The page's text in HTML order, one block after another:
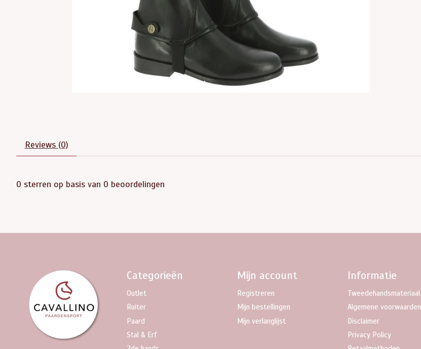
Reviews (0)
0 sterren op basis van 0 beoordelingen
Categorieën
Outlet
Ruiter
Paard
Stal & Erf
Mijn account
Registreren
Mijn bestellingen
Mijn verlanglijst
Informatie
Tweedehandsmateriaal
Algemene voorwaarden
Disclaimer
Privacy Policy